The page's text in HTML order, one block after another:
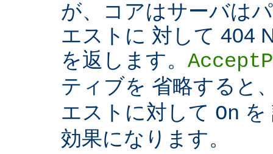
が、コアはサーバは
エストに 対して 404
を返します。
ティブを 省略すると
エストに対して On を
効果になります。